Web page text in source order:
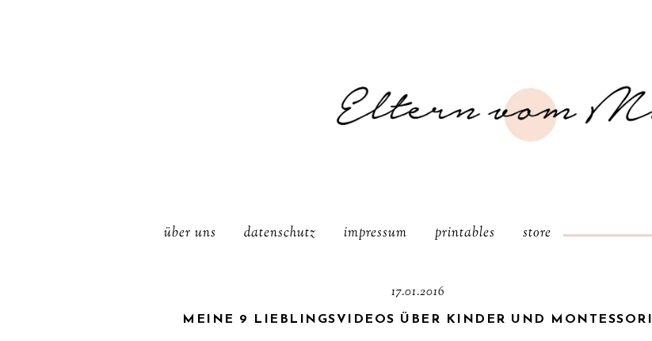
über uns datenschutz impressum printables store
17.01.2016
MEINE 9 LIEBLINGSVIDEOS ÜBER KINDER UND MONTESSORI